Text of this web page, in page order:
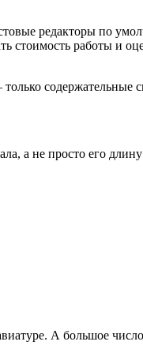
редакторы по
стоимость работы и
содержательные
а не просто его
А большое